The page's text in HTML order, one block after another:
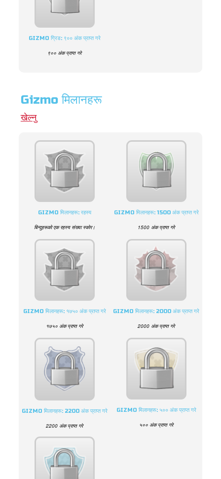
GIZMO ग्रिड: ९०० अंक प्राप्त गरे
९०० अंक प्राप्त गरे
Gizmo मिलानहरू
खेल्नु
GIZMO मिलानहरू: रहस्य
बिन्दुहरूको एक रहस्य संख्या स्कोर।
GIZMO मिलानहरू: 1500 अंक प्राप्त गरे
1500 अंक प्राप्त गरे
GIZMO मिलानहरू: १७५० अंक प्राप्त गरे
१७५० अंक प्राप्त गरे
GIZMO मिलानहरू: 2000 अंक प्राप्त गरे
2000 अंक प्राप्त गरे
GIZMO मिलानहरू: 2200 अंक प्राप्त गरे
2200 अंक प्राप्त गरे
GIZMO मिलानहरू: ५०० अंक प्राप्त गरे
५०० अंक प्राप्त गरे